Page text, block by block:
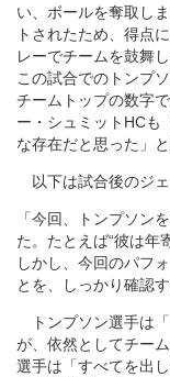
い、ボールを奪取し
トされたため、得点
レーでチームを鼓舞
この試合でのトンプ
チームトップの数字
ー・シュミットHCも
な存在だと思った」
以下は試合後のジェ
「今回、トンプソン
た。たとえば“彼は年
しかし、今回のパフ
とを、しっかり確認
トンプソン選手は
が、依然としてチー
選手は「すべてを出